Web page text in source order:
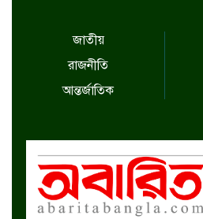
জাতীয়
রাজনীতি
আন্তর্জাতিক